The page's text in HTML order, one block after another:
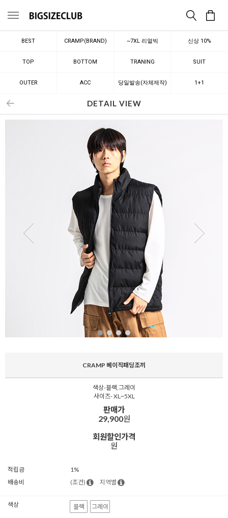
메뉴
BEST CRAMP(BRAND) ~7XL 리얼빅 신상 10%
TOP BOTTOM TRANING SUIT
OUTER ACC 당일발송(자체제작) 1+1
DETAIL VIEW
CRAMP 베이직패딩조끼
색상-블랙,그레이
사이즈- XL~5XL
판매가
29,900원
회원할인가격
원
적립금
1%
배송비
(조건) 지역별
색상 블랙 그레이